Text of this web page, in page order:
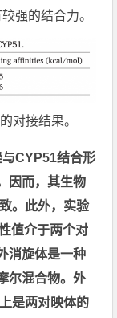
强的结合力。
对接结果。
与CYP51结合形
因而，其生物
。此外，实验
值介于两个对
消旋体是一种
尔混合物。外
是两对映体的